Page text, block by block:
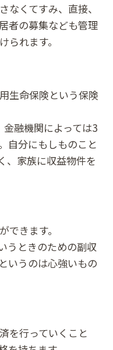
なくてすみ、直接、
者の募集なども管理
られます。
生命保険という保険
融機関によっては3
自分にもしものこと
、家族に収益物件を
できます。
うときのための副収
いうのは心強いもの
を行っていくこと